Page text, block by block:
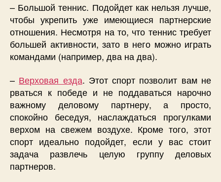
– Большой теннис. Подойдет как нельзя лучше,
чтобы укрепить уже имеющиеся партнерские
отношения. Несмотря на то, что теннис требует
большей активности, зато в него можно играть
командами (например, два на два).
– Верховая езда. Этот спорт позволит вам не
рваться к победе и не поддаваться нарочно
важному деловому партнеру, а просто,
спокойно беседуя, наслаждаться прогулками
верхом на свежем воздухе. Кроме того, этот
спорт идеально подойдет, если у вас стоит
задача развлечь целую группу деловых
партнеров.